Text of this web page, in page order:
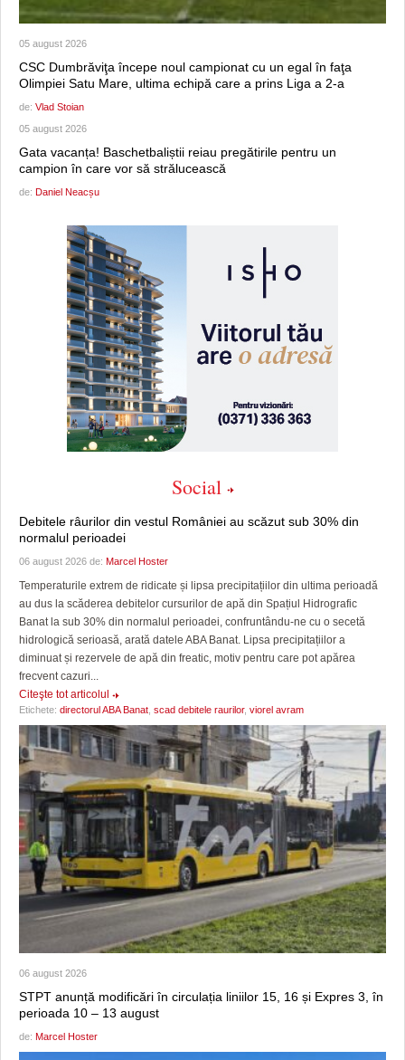
05 august 2026
CSC Dumbrăviţa începe noul campionat cu un egal în faţa
Olimpiei Satu Mare, ultima echipă care a prins Liga a 2-a
de: Vlad Stoian
05 august 2026
Gata vacanța! Baschetbaliștii reiau pregătirile pentru un
campion în care vor să strălucească
de: Daniel Neacșu
Social
Debitele râurilor din vestul României au scăzut sub 30% din
normalul perioadei
06 august 2026 de: Marcel Hoster
Temperaturile extrem de ridicate și lipsa precipitațiilor din ultima perioadă
au dus la scăderea debitelor cursurilor de apă din Spațiul Hidrografic
Banat la sub 30% din normalul perioadei, confruntându-ne cu o secetă
hidrologică serioasă, arată datele ABA Banat. Lipsa precipitațiilor a
diminuat și rezervele de apă din freatic, motiv pentru care pot apărea
frecvent cazuri...
Citeşte tot articolul
Etichete: directorul ABA Banat scad debitele raurilor, viorel avram
06 august 2026
STPT anunță modificări în circulația liniilor 15, 16 și Expres 3, în
perioada 10 – 13 august
de: Marcel Hoster